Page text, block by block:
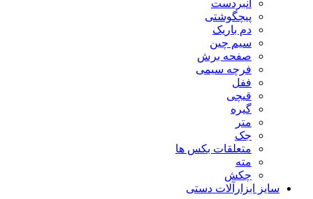
انبردست
پیچگوشتی
دم باریک
سیم چین
صفحه برش
فرچه سیمی
ففل
قیچی
گیره
متر
جک
متعلقات بکس ها
مته
چکش
سایز ابزارآلات دستی